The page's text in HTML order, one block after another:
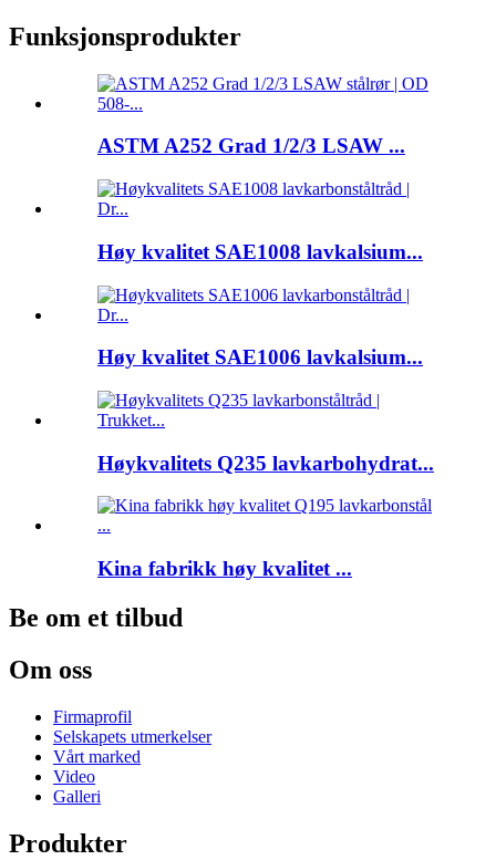
Funksjonsprodukter
ASTM A252 Grad 1/2/3 LSAW ...
Høy kvalitet SAE1008 lavkalsium...
Høy kvalitet SAE1006 lavkalsium...
Høykvalitets Q235 lavkarbohydrat...
Kina fabrikk høy kvalitet ...
Be om et tilbud
Om oss
Firmaprofil
Selskapets utmerkelser
Vårt marked
Video
Galleri
Produkter